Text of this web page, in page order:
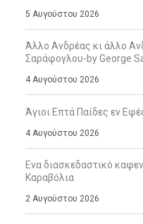
5 Αυγούστου 2026
Άλλο Ανδρέας κι άλλο
Σαράφογλου-by George
4 Αυγούστου 2026
Άγιοι Επτά Παίδες εν
4 Αυγούστου 2026
Ενα διασκεδαστικό
Καραβόλια
2 Αυγούστου 2026